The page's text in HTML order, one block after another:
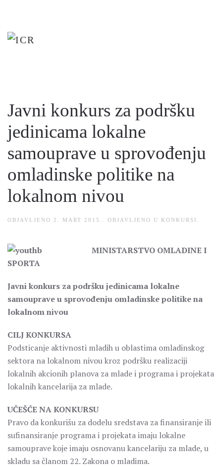
to
Javni konkurs za podršku
jedinicama lokalne
samouprave u sprovođenju
omladinske politike na
lokalnom nivou
OBJAVLJENO 2. MART 2015. . OBJAVLJENO U KONKURSI
MINISTARSTVO OMLADINE I
SPORTA
Javni konkurs za podršku jedinicama lokalne
samouprave u sprovođenju omladinske politike na
lokalnom nivou
CILJ KONKURSA
Podsticanje aktivnosti mladih u oblastima omladinskog
sektora na lokalnom nivou kroz podršku realizaciji
lokalnih akcionih planova za mlade i programa i projekata
lokalnih kancelarija za mlade.
UČEŠĆE NA KONKURSU
Pravo da konkurišu za dodelu sredstava za finansiranje ili
sufinansiranje programa i projekata imaju lokalne
samouprave koje imaju osnovanu kancelariju za mlade, u
skladu sa članom 22. Zakona o mladima.